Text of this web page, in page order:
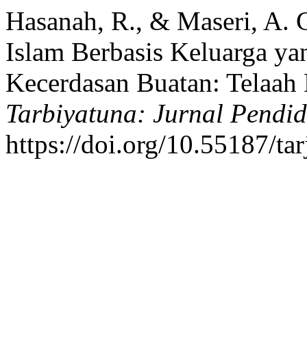
Hasanah, R., & Maseri, A.
Islam Berbasis Keluarga
Kecerdasan Buatan:
Tarbiyatuna: Jurnal
https://doi.org/10.55187/